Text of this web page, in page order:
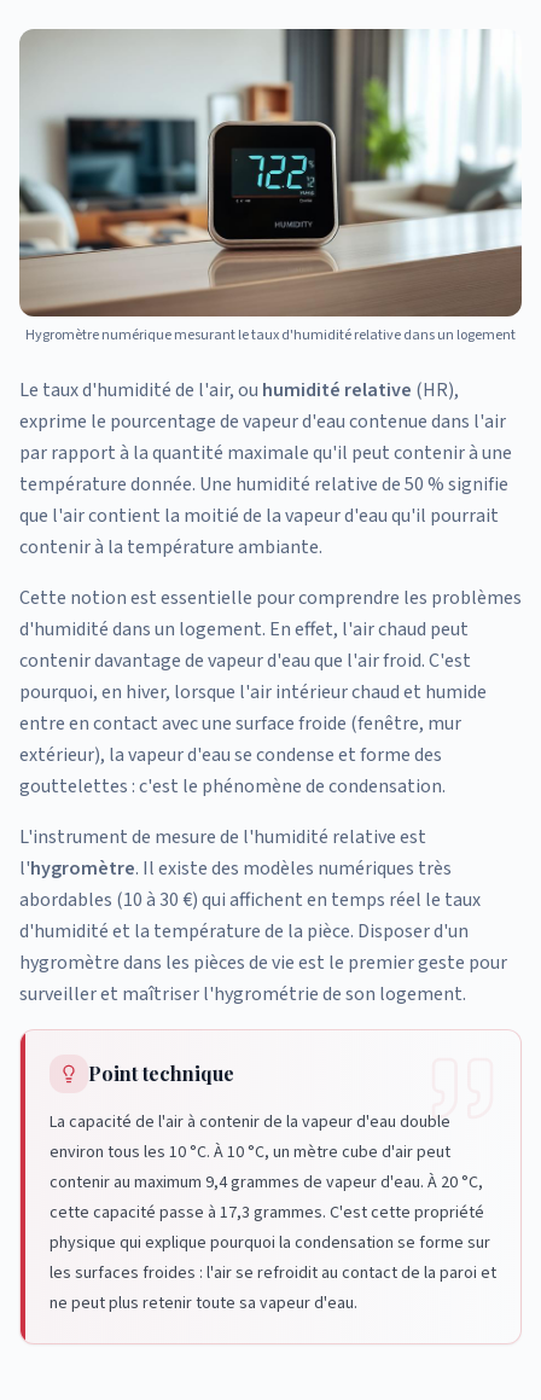
Hygromètre numérique mesurant le taux d'humidité relative dans un logement
Le taux d'humidité de l'air, ou humidité relative (HR),
exprime le pourcentage de vapeur d'eau contenue dans l'air
par rapport à la quantité maximale qu'il peut contenir à une
température donnée. Une humidité relative de 50 % signifie
que l'air contient la moitié de la vapeur d'eau qu'il pourrait
contenir à la température ambiante.
Cette notion est essentielle pour comprendre les problèmes
d'humidité dans un logement. En effet, l'air chaud peut
contenir davantage de vapeur d'eau que l'air froid. C'est
pourquoi, en hiver, lorsque l'air intérieur chaud et humide
entre en contact avec une surface froide (fenêtre, mur
extérieur), la vapeur d'eau se condense et forme des
gouttelettes : c'est le phénomène de condensation.
L'instrument de mesure de l'humidité relative est
l'hygromètre. Il existe des modèles numériques très
abordables (10 à 30 €) qui affichent en temps réel le taux
d'humidité et la température de la pièce. Disposer d'un
hygromètre dans les pièces de vie est le premier geste pour
surveiller et maîtriser l'hygrométrie de son logement.
Point technique
La capacité de l'air à contenir de la vapeur d'eau double
environ tous les 10 °C. À 10 °C, un mètre cube d'air peut
contenir au maximum 9,4 grammes de vapeur d'eau. À 20 °C,
cette capacité passe à 17,3 grammes. C'est cette propriété
physique qui explique pourquoi la condensation se forme sur
les surfaces froides : l'air se refroidit au contact de la paroi et
ne peut plus retenir toute sa vapeur d'eau.